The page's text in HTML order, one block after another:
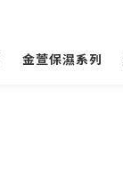
金萱保濕系列